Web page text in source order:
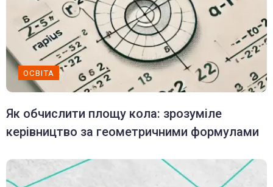
ОСВІТА
Як обчислити площу кола: зрозуміле
керівництво за геометричними формулами